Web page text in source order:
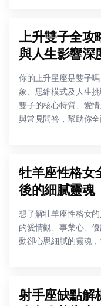
上升雙子全攻
與人生影響深
你的上升星座是雙子
象、思維模式及人生
雙子的核心特質、愛
與常見問答，幫助你全
牡羊座性格女
後的細膩靈魂
想了解牡羊座性格女
的愛情觀、事業心、
動卻心思細膩的靈魂
射手座缺點解